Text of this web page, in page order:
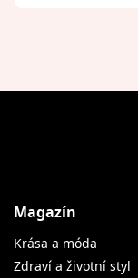
Magazín
Krása a móda
Zdraví a životní styl